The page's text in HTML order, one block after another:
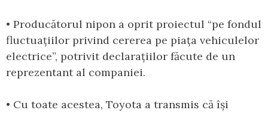
• Producătorul nipon a oprit proiectul “pe fondul
fluctuațiilor privind cererea pe piața vehiculelor
electrice”, potrivit declarațiilor făcute de un
reprezentant al companiei.
• Cu toate acestea, Toyota a transmis că își